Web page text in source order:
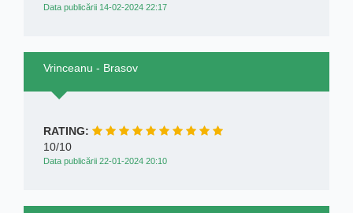
Data publicării 14-02-2024 22:17
Vrinceanu - Brasov
RATING:
10/10
Data publicării 22-01-2024 20:10